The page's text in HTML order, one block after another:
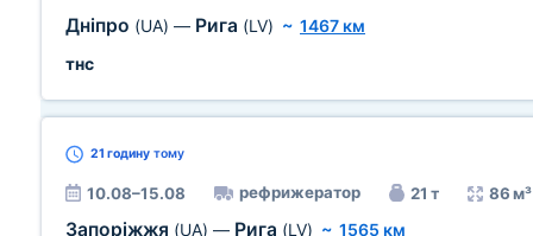
Дніпро (UA) — Рига (LV) ~ 1467 км
тнс
21 годину тому
10.08–15.08 рефрижератор 21 т 86 м³
Запоріжжя (UA) — Рига (LV) ~ 1565 км